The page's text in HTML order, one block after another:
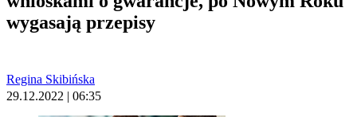
wygasają przepisy
Regina Skibińska
29.12.2022 | 06:35